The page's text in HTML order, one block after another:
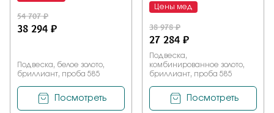
54 707 ₽
38 294 ₽
Подвеска, белое золото,
бриллиант, проба 585
Посмотреть
Цены мед
38 978 ₽
27 284 ₽
Подвеска,
комбинированное золото,
бриллиант, проба 585
Посмотреть